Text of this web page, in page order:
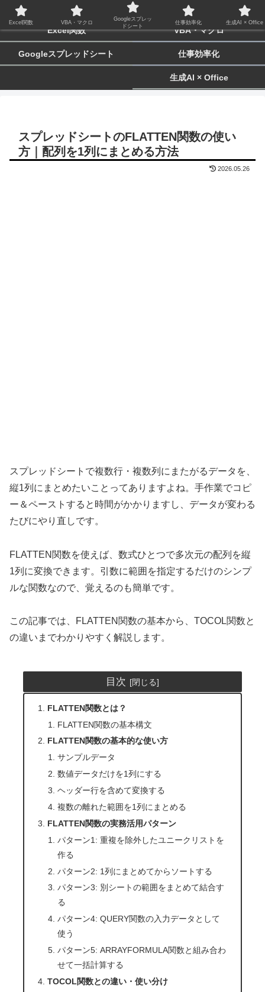
biz-tactics
Excel関数 VBA・マクロ
Googleスプレッドシート 仕事効率化
生成AI × Office
スプレッドシートのFLATTEN関数の使い
方｜配列を1列にまとめる方法
2026.05.26
スプレッドシートで複数行・複数列にまたがるデータを、
縦1列にまとめたいことってありますよね。手作業でコピ
ー＆ペーストすると時間がかかりますし、データが変わる
たびにやり直しです。
FLATTEN関数を使えば、数式ひとつで多次元の配列を縦
1列に変換できます。引数に範囲を指定するだけのシンプ
ルな関数なので、覚えるのも簡単です。
この記事では、FLATTEN関数の基本から、TOCOL関数と
の違いまでわかりやすく解説します。
目次
FLATTEN関数とは？
FLATTEN関数の基本構文
FLATTEN関数の基本的な使い方
サンプルデータ
数値データだけを1列にする
ヘッダー行を含めて変換する
複数の離れた範囲を1列にまとめる
FLATTEN関数の実務活用パターン
パターン1: 重複を除外したユニークリストを
作る
パターン2: 1列にまとめてからソートする
パターン3: 別シートの範囲をまとめて結合す
る
パターン4: QUERY関数の入力データとして
使う
パターン5: ARRAYFORMULA関数と組み合わ
せて一括計算する
TOCOL関数との違い・使い分け
Excel関数 VBA・マクロ
Googleスプレッ
ドシート
仕事効率化 生成AI × Office